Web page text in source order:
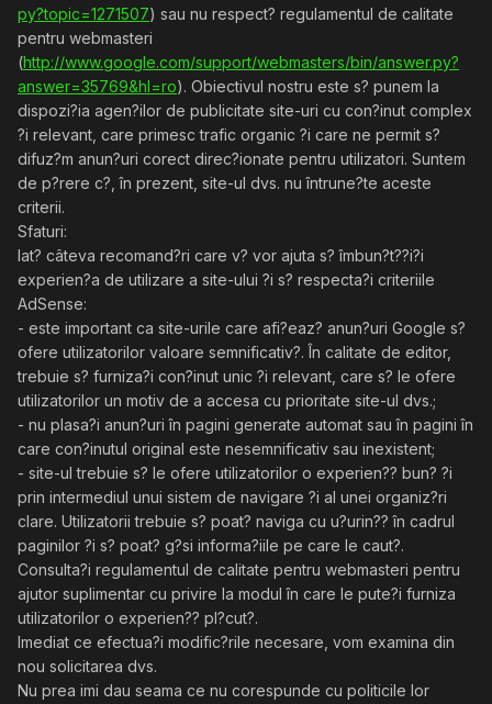
py?topic=1271507) sau nu respect? regulamentul de calitate
pentru webmasteri
(http://www.google.com/support/webmasters/bin/answer.py?
answer=35769&hl=ro). Obiectivul nostru este s? punem la
dispozi?ia agen?ilor de publicitate site-uri cu con?inut complex
?i relevant, care primesc trafic organic ?i care ne permit s?
difuz?m anun?uri corect direc?ionate pentru utilizatori. Suntem
de p?rere c?, în prezent, site-ul dvs. nu întrune?te aceste
criterii.
Sfaturi:
Iat? câteva recomand?ri care v? vor ajuta s? îmbun?t??i?i
experien?a de utilizare a site-ului ?i s? respecta?i criteriile
AdSense:
- este important ca site-urile care afi?eaz? anun?uri Google s?
ofere utilizatorilor valoare semnificativ?. În calitate de editor,
trebuie s? furniza?i con?inut unic ?i relevant, care s? le ofere
utilizatorilor un motiv de a accesa cu prioritate site-ul dvs.;
- nu plasa?i anun?uri în pagini generate automat sau în pagini în
care con?inutul original este nesemnificativ sau inexistent;
- site-ul trebuie s? le ofere utilizatorilor o experien?? bun? ?i
prin intermediul unui sistem de navigare ?i al unei organiz?ri
clare. Utilizatorii trebuie s? poat? naviga cu u?urin?? în cadrul
paginilor ?i s? poat? g?si informa?iile pe care le caut?.
Consulta?i regulamentul de calitate pentru webmasteri pentru
ajutor suplimentar cu privire la modul în care le pute?i furniza
utilizatorilor o experien?? pl?cut?.
Imediat ce efectua?i modific?rile necesare, vom examina din
nou solicitarea dvs.
Nu prea imi dau seama ce nu corespunde cu politicile lor